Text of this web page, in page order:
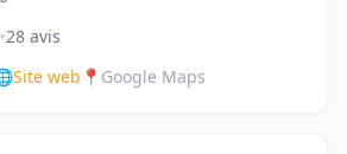
•28 avis
Site web 📍 Google Maps